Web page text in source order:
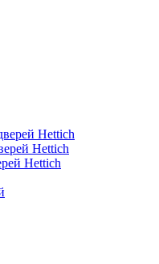
Hettich
Hettich
Hettich